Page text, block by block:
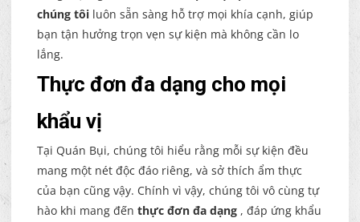
chúng tôi luôn sẵn sàng hỗ trợ mọi khía cạnh, giúp
bạn tận hưởng trọn vẹn sự kiện mà không cần lo
lắng.
Thực đơn đa dạng cho mọi
khẩu vị
Tại Quán Bụi, chúng tôi hiểu rằng mỗi sự kiện đều
mang một nét độc đáo riêng, và sở thích ẩm thực
của bạn cũng vậy. Chính vì vậy, chúng tôi vô cùng tự
hào khi mang đến thực đơn đa dạng , đáp ứng khẩu